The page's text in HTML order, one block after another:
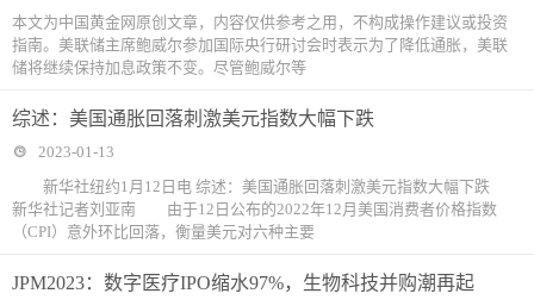
本文为中国黄金网原创文章，内容仅供参考之用，不构成操作建议或投资
指南。美联储主席鲍威尔参加国际央行研讨会时表示为了降低通胀，美联
储将继续保持加息政策不变。尽管鲍威尔等
综述：美国通胀回落刺激美元指数大幅下跌
2023-01-13
新华社纽约1月12日电 综述：美国通胀回落刺激美元指数大幅下跌
新华社记者刘亚南 由于12日公布的2022年12月美国消费者价格指数
（CPI）意外环比回落，衡量美元对六种主要
JPM2023：数字医疗IPO缩水97%，生物科技并购潮再起